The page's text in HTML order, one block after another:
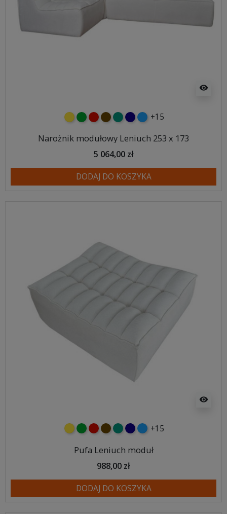
visibility
żółtyzielonyczerwony
czekoladowy
turkusowy
granatowy
niebieski
+15
Narożnik modułowy Leniuch 253 x 173
5 064,00 zł
DODAJ DO KOSZYKA
visibility
żółtyzielonyczerwony
czekoladowy
turkusowy
granatowy
niebieski
+15
Pufa Leniuch moduł
988,00 zł
DODAJ DO KOSZYKA